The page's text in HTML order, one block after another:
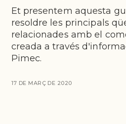
Et presentem aquesta
resoldre les principals
relacionades amb el
creada a través
Pimec.